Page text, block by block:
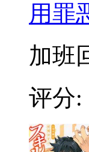
用罪
加班
评分: